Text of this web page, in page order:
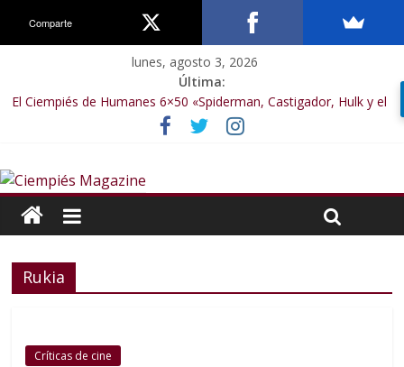
lunes, agosto 3, 2026
Última:
El Ciempiés de Humanes 6×50 «Spiderman, Castigador, Hulk y el
final de la sexta temporada»
El Ciempiés de Humanes 6×49 «Kiritaaaaa»
El Ciempiés de Humanes 6×47 «De nada por nada»
El Ciempiés de Humanes 6×46 «Ciudadano Minion»
Rukia
Críticas de cine
Comparte